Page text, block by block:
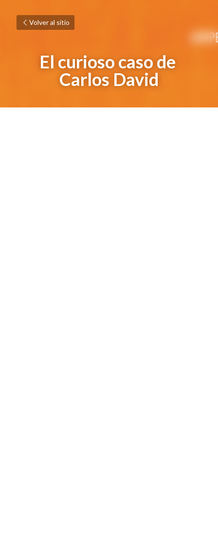
Volver al sitio
El curioso caso de
Carlos David